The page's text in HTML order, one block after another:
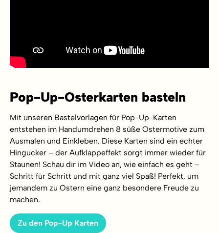
Pop-Up-Osterkarten basteln
Mit unseren Bastelvorlagen für Pop-Up-Karten
entstehen im Handumdrehen 8 süße Ostermotive zum
Ausmalen und Einkleben. Diese Karten sind ein echter
Hingucker – der Aufklappeffekt sorgt immer wieder für
Staunen! Schau dir im Video an, wie einfach es geht –
Schritt für Schritt und mit ganz viel Spaß! Perfekt, um
jemandem zu Ostern eine ganz besondere Freude zu
machen.
Zu den Pop-Up Karten